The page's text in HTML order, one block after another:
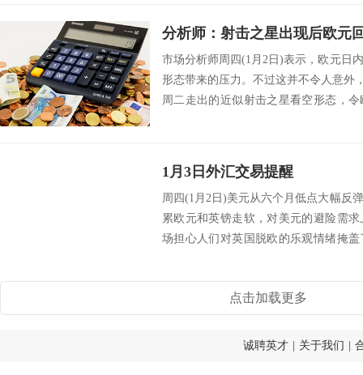
市场分析师周四(1月2日)表示，欧元日
形态带来的压力。不过这并不令人意外
周二走出的近似射击之星看空形态，
1月3日外汇交易提醒
周四(1月2日)美元从六个月低点大幅反
累欧元和英镑走软，对美元的避险需
场担心人们对英国脱欧的乐观情绪掩
点击加载更多
诚聘英才 关于我们